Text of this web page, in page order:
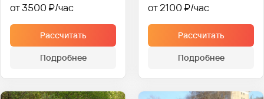
от 3500 ₽
Рассчитать
Подробнее
от 2100 ₽
Рассчитать
Подробнее